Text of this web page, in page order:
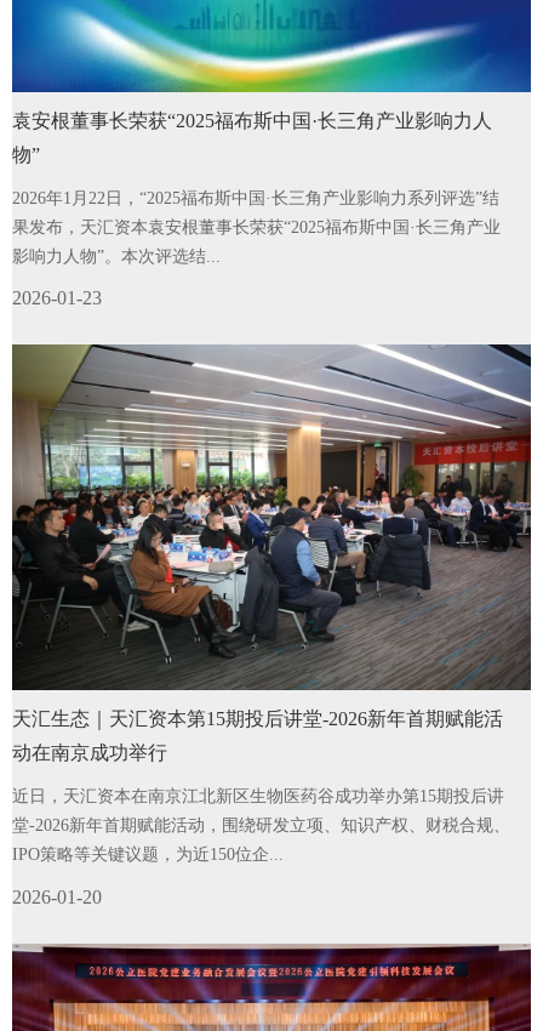
袁安根董事长荣获“2025福布斯中国·长三角产业影响力人
物”
2026年1月22日，“2025福布斯中国·长三角产业影响力系列评选”结
果发布，天汇资本袁安根董事长荣获“2025福布斯中国·长三角产业
影响力人物”。本次评选结...
2026-01-23
天汇生态｜天汇资本第15期投后讲堂-2026新年首期赋能活
动在南京成功举行
近日，天汇资本在南京江北新区生物医药谷成功举办第15期投后讲
堂-2026新年首期赋能活动，围绕研发立项、知识产权、财税合规、
IPO策略等关键议题，为近150位企...
2026-01-20